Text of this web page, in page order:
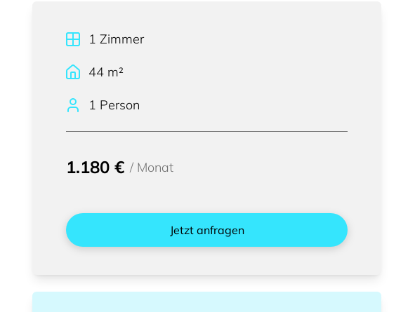
1 Zimmer
44 m²
1 Person
1.180 € / Monat
Jetzt anfragen